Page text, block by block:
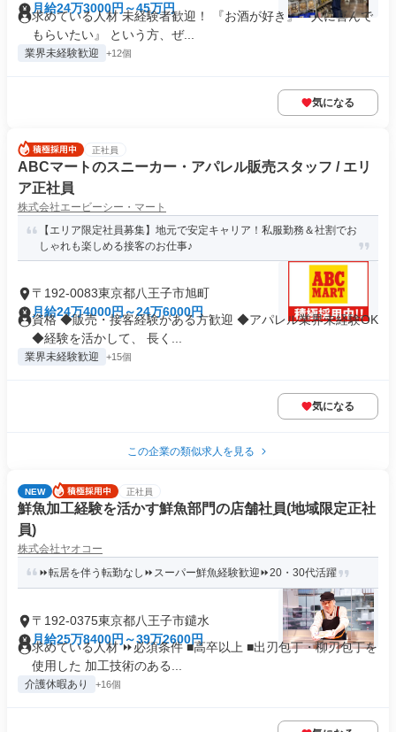
月給24万3000円～45万円
求めている人材 未経験者歓迎！ 『お酒が好き』『人に喜んで
もらいたい』 という方、ぜ...
業界未経験歓迎 +12個
気になる
正社員
ABCマートのスニーカー・アパレル販売スタッフ / エリ
ア正社員
株式会社エービーシー・マート
【エリア限定社員募集】地元で安定キャリア！私服勤務＆社割でお
しゃれも楽しめる接客のお仕事♪
〒192-0083東京都八王子市旭町
月給24万4000円～24万6000円
資格 ◆販売・接客経験がある方歓迎 ◆アパレル業界未経験OK
◆経験を活かして、 長く...
業界未経験歓迎 +15個
気になる
この企業の類似求人を見る
NEW 正社員
鮮魚加工経験を活かす鮮魚部門の店舗社員(地域限定正社
員)
株式会社ヤオコー
⏩転居を伴う転勤なし⏩スーパー鮮魚経験歓迎⏩20・30代活躍
〒192-0375東京都八王子市鑓水
月給25万8400円～39万2600円
求めている人材 ⏩必須条件 ■高卒以上 ■出刃包丁・柳刃包丁を
使用した 加工技術のある...
介護休暇あり +16個